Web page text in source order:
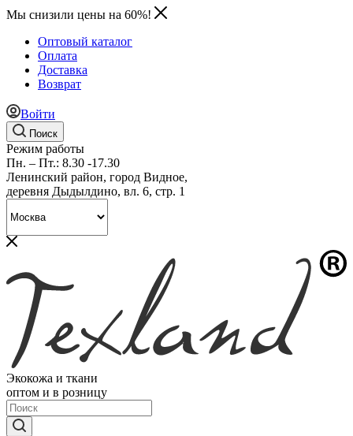
Мы снизили цены на 60%!
Оптовый каталог
Оплата
Доставка
Возврат
Войти
Поиск
Режим работы
Пн. – Пт.: 8.30 -17.30
Ленинский район, город Видное,
деревня Дыдылдино, вл. 6, стр. 1
Экокожа и ткани
оптом и в розницу